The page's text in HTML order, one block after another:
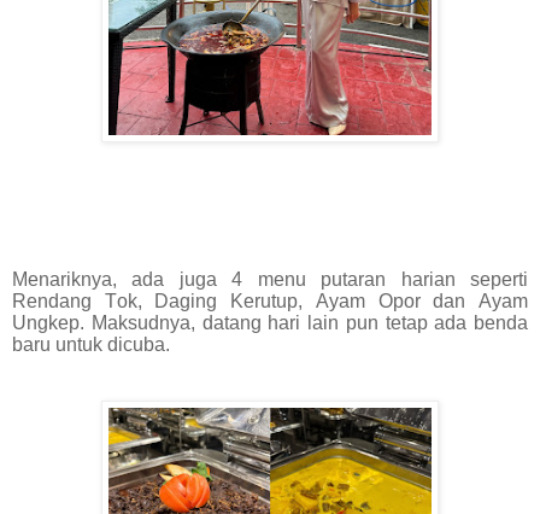
Menariknya, ada juga 4 menu putaran harian seperti
Rendang Tok, Daging Kerutup, Ayam Opor dan Ayam
Ungkep. Maksudnya, datang hari lain pun tetap ada benda
baru untuk dicuba.